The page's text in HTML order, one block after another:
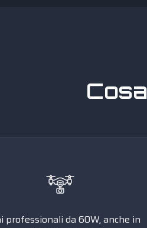
professionali da 60W, anche in